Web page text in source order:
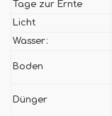
Tage zur Ernte
Licht
Wasser:
Boden
Dünger